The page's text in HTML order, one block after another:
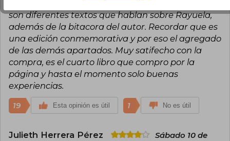
son diferentes textos que hablan sobre Rayuela,
además de la bitacora del autor. Recordar que es
una edición conmemorativa y por eso el agregado
de las demás apartados. Muy satifecho con la
compra, es el cuarto libro que compro por la
página y hasta el momento solo buenas
experiencias.
19 Esta opinión es útil 1 No es útil
Julieth Herrera Pérez
Sábado 10 de